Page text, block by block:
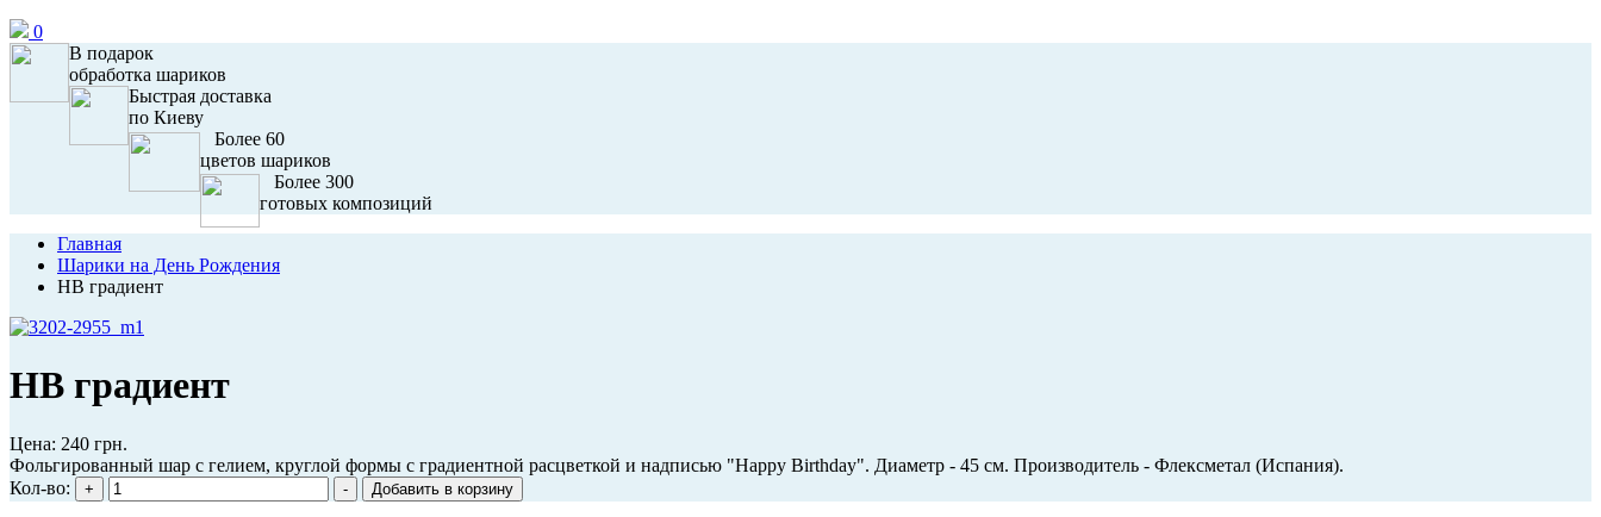
0
В подарок
обработка шариков
Быстрая доставка
по Киеву
Более 60
цветов шариков
Более 300
готовых композиций
Главная
Шарики на День Рождения
HB градиент
HB градиент
Цена: 240 грн.
Фольгированный шар с гелием, круглой формы с градиентной расцветкой и надписью "Happy Birthday". Диаметр - 45 см. Производитель - Флексметал (Испания).
Кол-во: